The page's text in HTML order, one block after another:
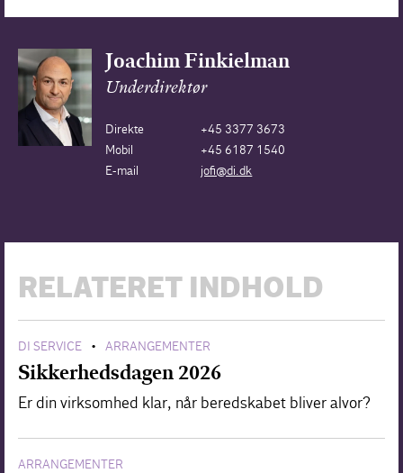
Joachim Finkielman
Underdirektør
Direkte
+45 3377 3673
Mobil
+45 6187 1540
E-mail
jofi@di.dk
RELATERET INDHOLD
DI SERVICE • ARRANGEMENTER
Sikkerhedsdagen 2026
Er din virksomhed klar, når beredskabet bliver alvor?
ARRANGEMENTER